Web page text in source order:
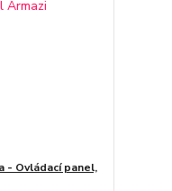
- Ovládací panel,